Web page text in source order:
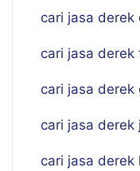
cari jasa derek
cari jasa derek
cari jasa derek
cari jasa
cari jasa derek